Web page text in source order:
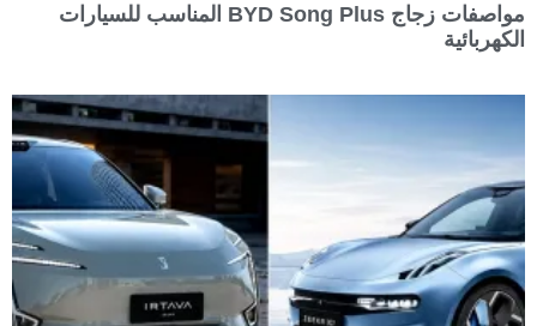
مواصفات زجاج BYD Song Plus المناسب للسيارات
الكهربائية